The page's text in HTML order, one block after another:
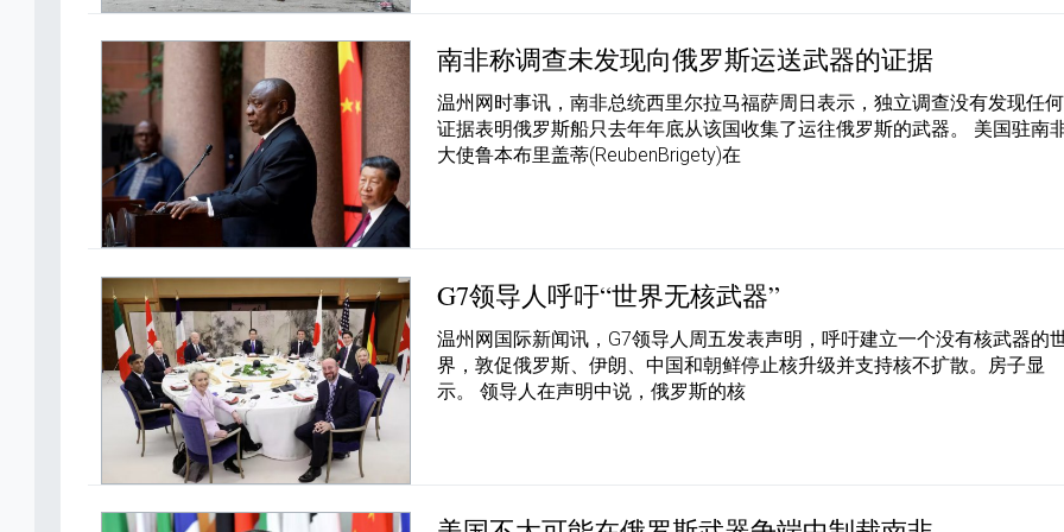
南非称调查未发现向俄罗斯运送武器的证据
温州网时事讯，南非总统西里尔拉马福萨周日表示，独立调查没有发现任何
证据表明俄罗斯船只去年年底从该国收集了运往俄罗斯的武器。 美国驻南
大使鲁本布里盖蒂(ReubenBrigety)在
G7领导人呼吁“世界无核武器”
温州网国际新闻讯，G7领导人周五发表声明，呼吁建立一个没有核武器的
界，敦促俄罗斯、伊朗、中国和朝鲜停止核升级并支持核不扩散。房子显
示。 领导人在声明中说，俄罗斯的核